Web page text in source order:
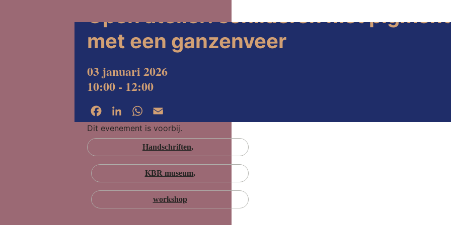
Open atelier: schilderen met
met een ganzenveer
03 januari 2026
10:00 - 12:00
FacebookLinkedInWhatsApp
Dit evenement is voorbij.
Handschriften
KBR museum
workshop